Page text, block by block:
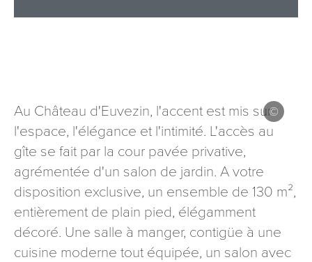
Au Château d'Euvezin, l'accent est mis sur
l'espace, l'élégance et l'intimité. L'accès au
gîte se fait par la cour pavée privative,
agrémentée d'un salon de jardin. A votre
disposition exclusive, un ensemble de 130 m²,
entièrement de plain pied, élégamment
décoré. Une salle à manger, contigüe à une
cuisine moderne tout équipée, un salon avec
Les informations recueillies à partir de ce formulaire sont
nécessaires au traitement de votre demande (sauf
mention contraire). Vous disposez d’un droit d’accès, de
rectification et d’opposition aux données vous concernant,
que vous pouvez exercer en adressant une demande par
courriel à tourisme@departement54.fr ou par courrier
signé accompagné de la copie d’un titre d’identité à
l’adresse suivante : Meurthe & Moselle Tourisme - 48
esplanade Jacques-Baudot CO 90019 54035 NANCY
cedex